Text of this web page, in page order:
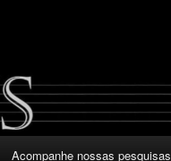
Acompanhe nossas pesquisas